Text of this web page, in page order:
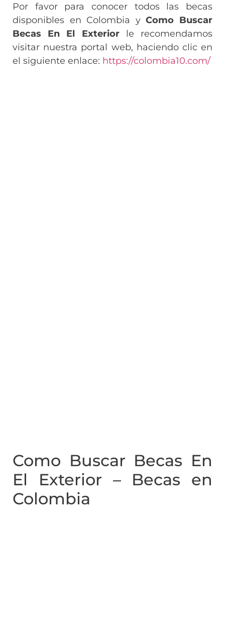
Por favor para conocer todos las becas
disponibles en Colombia yComo Buscar
Becas En El Exteriorle recomendamos
visitar nuestra portal web, haciendo clic en
el siguiente enlace: https://colombia10.com/
Como Buscar Becas En
El Exterior – Becas en
Colombia